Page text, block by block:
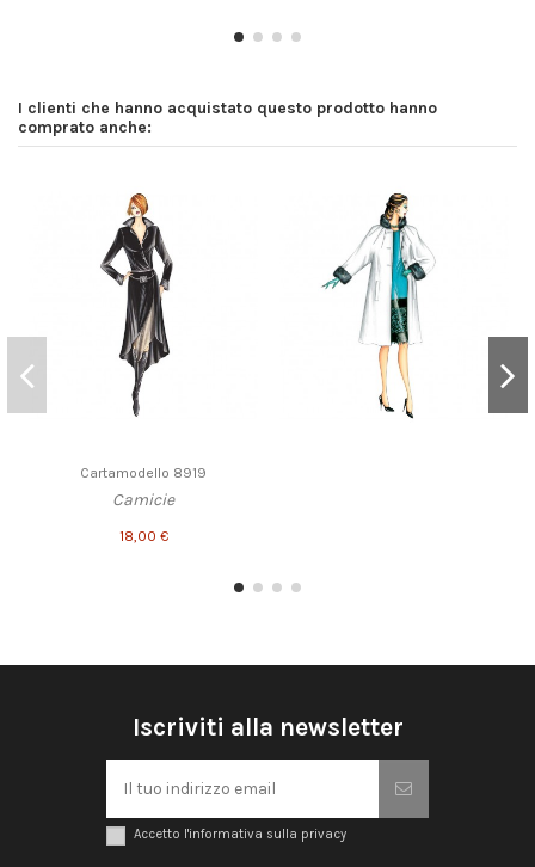
I clienti che hanno acquistato questo prodotto hanno
comprato anche:
Cartamodello 8919
Camicie
18,00 €
Iscriviti alla newsletter
Accetto l'informativa sulla privacy